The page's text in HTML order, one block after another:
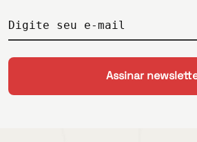
Digite seu e-mail